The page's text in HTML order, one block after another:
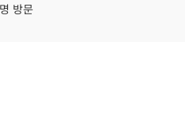
방문